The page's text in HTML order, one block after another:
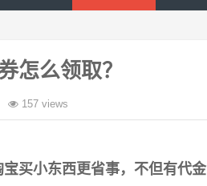
怎么领取？
157 views
买小东西更省事，不但有代金